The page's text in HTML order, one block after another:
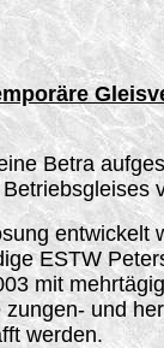
Betra
entwickelt
ESTW
mit
und
werden.